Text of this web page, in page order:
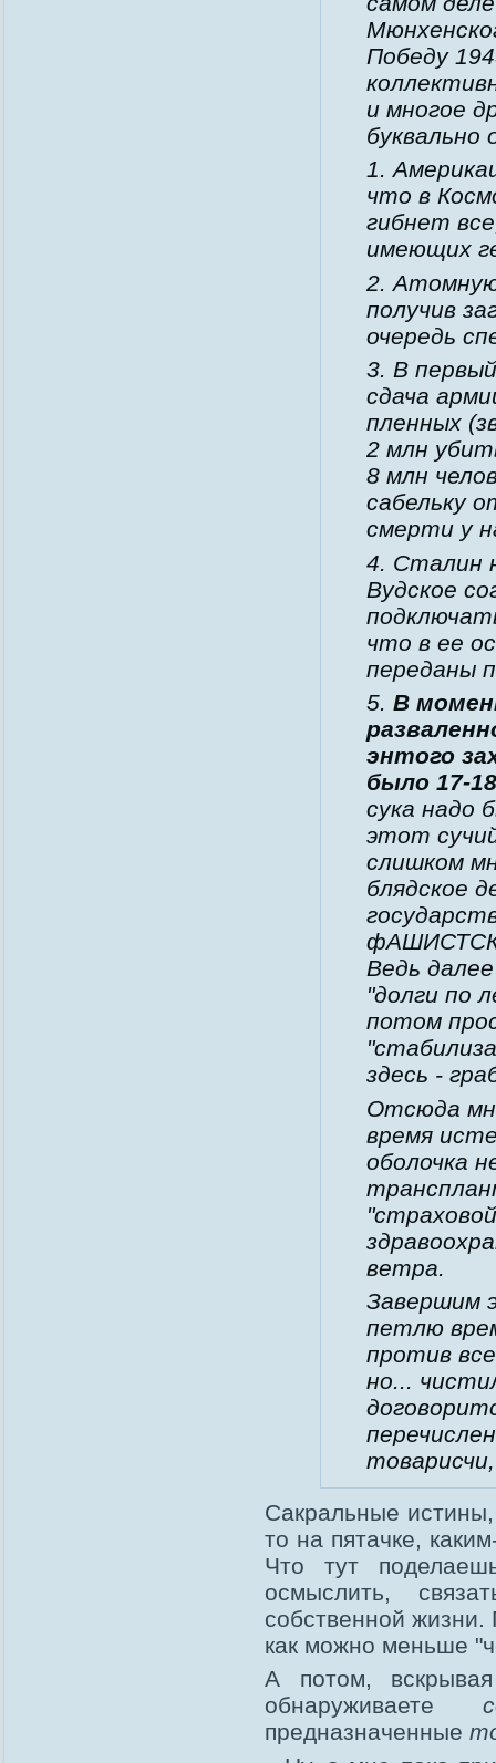
Победу
и многое
буквально
1.
что в
гибнет
имеющих
2.
получив
очередь
3. В
сдача
пленных
2 млн
8 млн
сабельку
смерти у
4. Сталин
Вудское
что в ее
переданы
5. В
энтого
было 17-
сука надо
этот
слишком
блядское
Ведь
"долги по
потом
здесь -
Отсюда
время
оболочка
ветра.
Завершим
петлю
против
но...
Сакральные
то на пятачке,
Что тут
осмыслить,
собственной
как можно меньше
А потом, вскрывая
обнаруживаете
предназначенные